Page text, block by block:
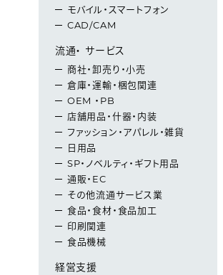
モバイル・スマートフォン
CAD/CAM
流通・ サービス
商社・卸売り・小売
倉庫・運輸・梱包関連
OEM ・PB
店舗用品・什器・内装
ファッション・アパレル・雑貨
日用品
SP・ノベルティ・ギフト用品
通販・EC
その他流通サービス業
食品・食材・食品加工
印刷関連
食品機械
経営支援